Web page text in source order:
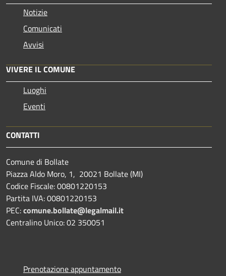
Notizie
Comunicati
Avvisi
VIVERE IL COMUNE
Luoghi
Eventi
CONTATTI
Comune di Bollate
Piazza Aldo Moro, 1, 20021 Bollate (MI)
Codice Fiscale: 00801220153
Partita IVA: 00801220153
PEC:comune.bollate@legalmail.it
Centralino Unico: 02 350051
Prenotazione appuntamento